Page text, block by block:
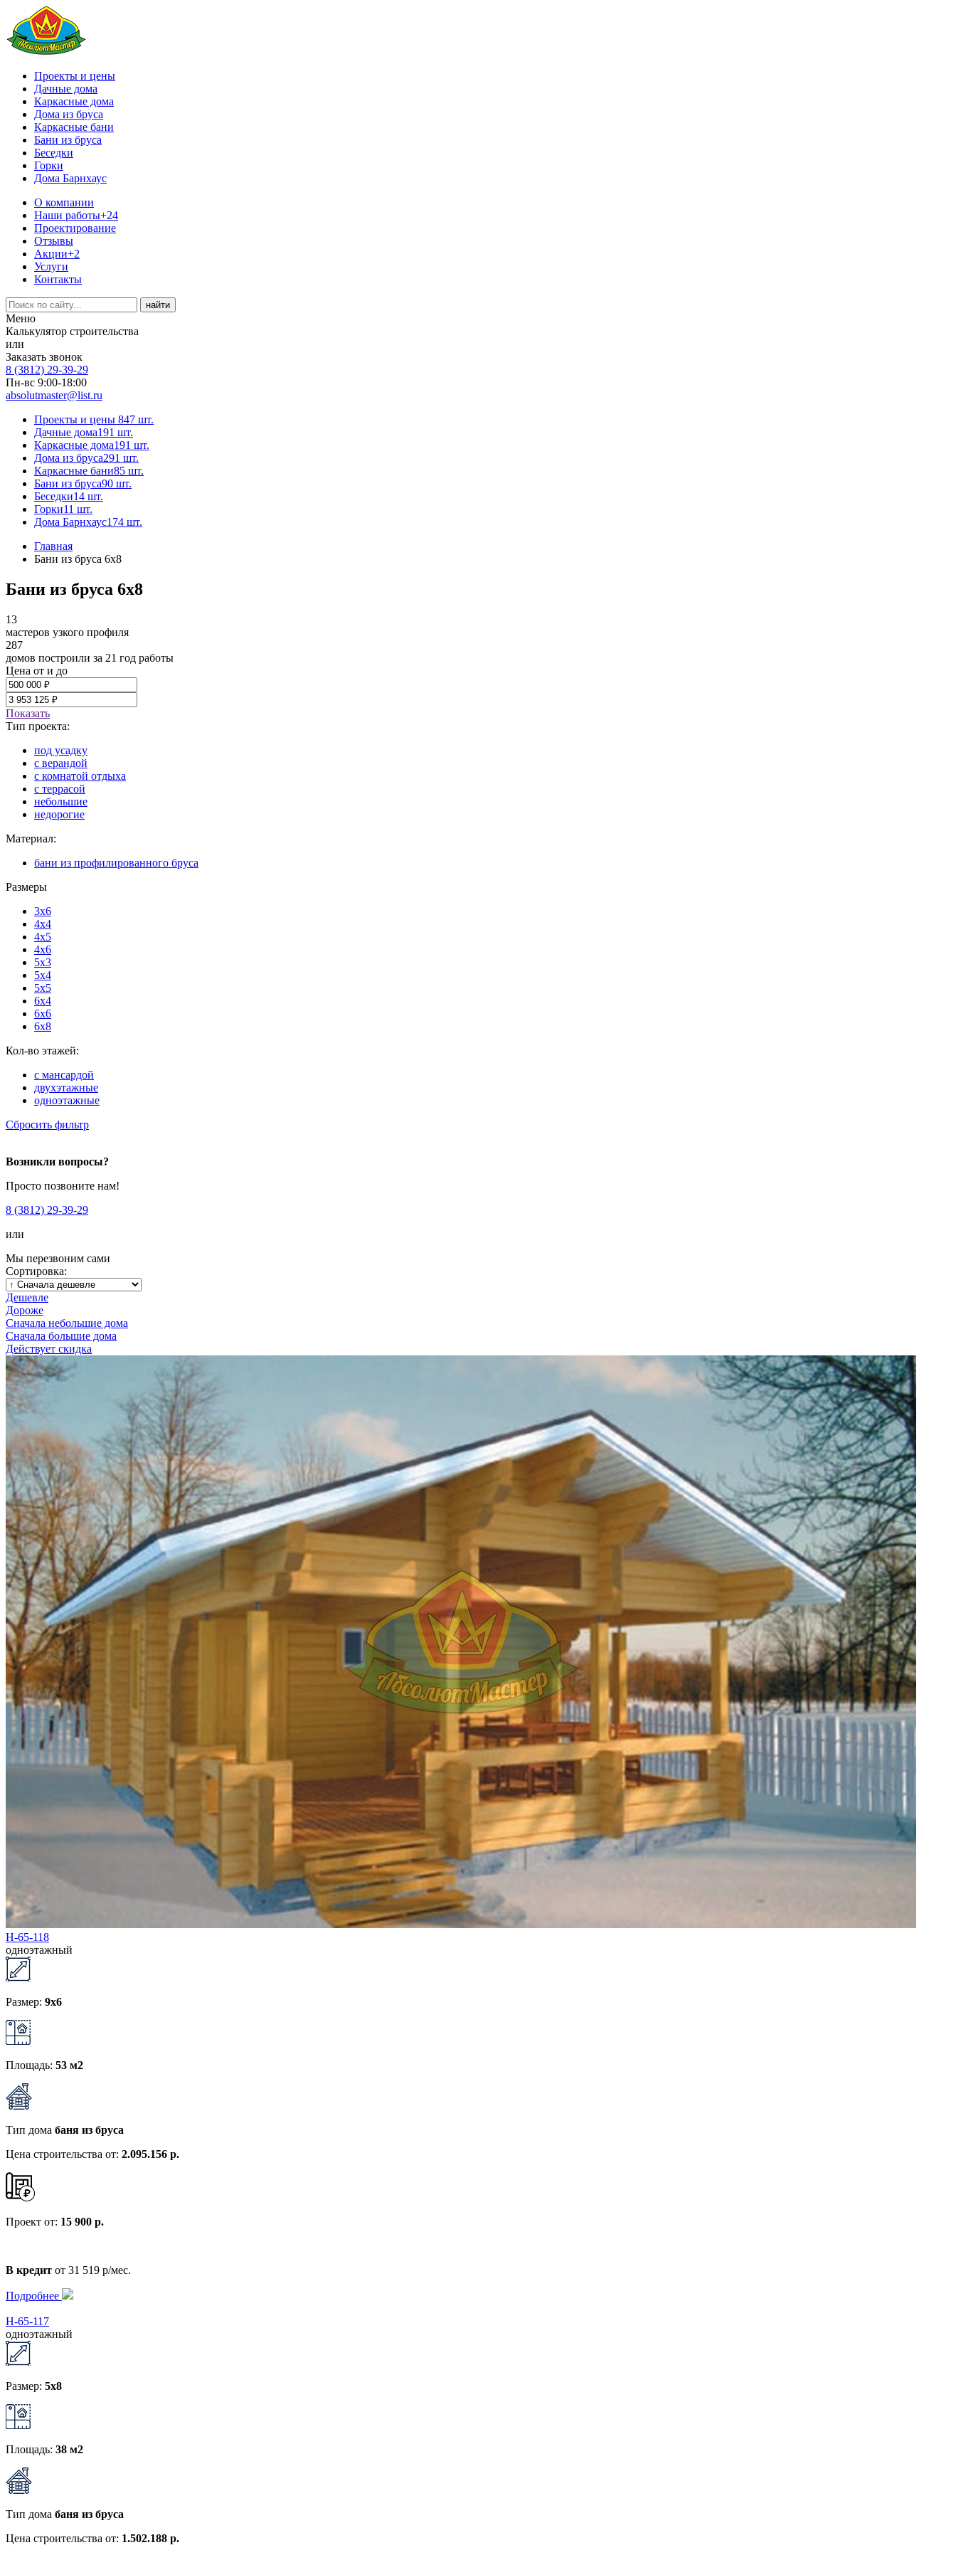
Проекты и цены
Дачные дома
Каркасные дома
Дома из бруса
Каркасные бани
Бани из бруса
Беседки
Горки
Дома Барнхаус
О компании
Наши работы+24
Проектирование
Отзывы
Акции+2
Услуги
Контакты
Меню
Калькулятор строительства
или
Заказать звонок
8 (3812) 29-39-29
Пн-вс 9:00-18:00
absolutmaster@list.ru
Проекты и цены 847 шт.
Дачные дома191 шт.
Каркасные дома191 шт.
Дома из бруса291 шт.
Каркасные бани85 шт.
Бани из бруса90 шт.
Беседки14 шт.
Горки11 шт.
Дома Барнхаус174 шт.
Главная
Бани из бруса 6x8
Бани из бруса 6x8
13
мастеров узкого профиля
287
домов построили за 21 год работы
Цена от и до
Показать
Тип проекта:
под усадку
с верандой
с комнатой отдыха
с террасой
небольшие
недорогие
Материал:
бани из профилированного бруса
Размеры
3x6
4x4
4x5
4x6
5x3
5x4
5x5
6x4
6x6
6x8
Кол-во этажей:
с мансардой
двухэтажные
одноэтажные
Сбросить фильтр
Возникли вопросы?
Просто позвоните нам!
8 (3812) 29-39-29
или
Мы перезвоним сами
Сортировка:
Дешевле
Дороже
Сначала небольшие дома
Сначала большие дома
Действует скидка
Н-65-118
одноэтажный
Размер: 9x6
Площадь: 53 м2
Тип дома баня из бруса
Цена строительства от: 2.095.156 р.
Проект от: 15 900 р.
В кредит от 31 519 р/мес.
Подробнее
Н-65-117
одноэтажный
Размер: 5x8
Площадь: 38 м2
Тип дома баня из бруса
Цена строительства от: 1.502.188 р.